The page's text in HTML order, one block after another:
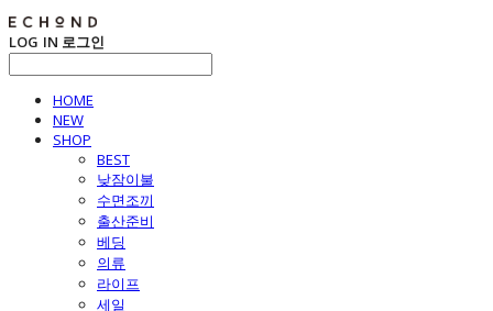
LOG IN 로그인
HOME
NEW
SHOP
BEST
낮잠이불
수면조끼
출산준비
베딩
의류
라이프
세일